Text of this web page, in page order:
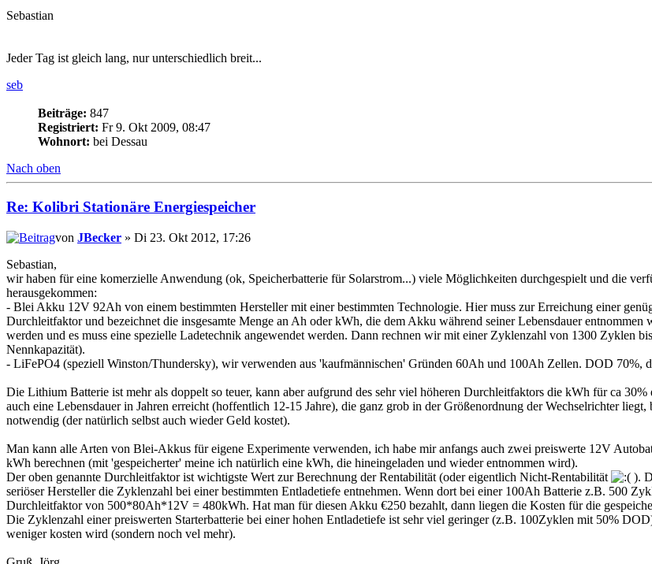
Sebastian
Jeder Tag ist gleich lang, nur unterschiedlich breit...
seb
Beiträge: 847
Registriert: Fr 9. Okt 2009, 08:47
Wohnort: bei Dessau
Nach oben
Re: Kolibri Stationäre Energiespeicher
von JBecker » Di 23. Okt 2012, 17:26
Sebastian,
wir haben für eine komerzielle Anwendung (ok, Speicherbatterie für Solarstrom...) viele Möglichkeiten durchgespielt und die
herausgekommen:
- Blei Akku 12V 92Ah von einem bestimmten Hersteller mit einer bestimmten Technologie. Hier muss zur Erreichung einer
Durchleitfaktor und bezeichnet die insgesamte Menge an Ah oder kWh, die dem Akku während seiner Lebensdauer
werden und es muss eine spezielle Ladetechnik angewendet werden. Dann rechnen wir mit einer Zyklenzahl von 1300 Zyklen
Nennkapazität).
- LiFePO4 (speziell Winston/Thundersky), wir verwenden aus 'kaufmännischen' Gründen 60Ah und 100Ah Zellen. DOD 70%,
Die Lithium Batterie ist mehr als doppelt so teuer, kann aber aufgrund des sehr viel höheren Durchleitfaktors die kWh für ca
auch eine Lebensdauer in Jahren erreicht (hoffentlich 12-15 Jahre), die ganz grob in der Größenordnung der Wechselrichter
notwendig (der natürlich selbst auch wieder Geld kostet).
Man kann alle Arten von Blei-Akkus für eigene Experimente verwenden, ich habe mir anfangs auch zwei preiswerte 12V
kWh berechnen (mit 'gespeicherter' meine ich natürlich eine kWh, die hineingeladen und wieder entnommen wird).
Der oben genannte Durchleitfaktor ist wichtigste Wert zur Berechnung der Rentabilität (oder eigentlich Nicht-Rentabilität
).
seriöser Hersteller die Zyklenzahl bei einer bestimmten Entladetiefe entnehmen. Wenn dort bei einer 100Ah Batterie z.B. 500
Durchleitfaktor von 500*80Ah*12V = 480kWh. Hat man für diesen Akku €250 bezahlt, dann liegen die Kosten für die
Die Zyklenzahl einer preiswerten Starterbatterie bei einer hohen Entladetiefe ist sehr viel geringer (z.B. 100Zyklen mit 50%
weniger kosten wird (sondern noch vel mehr).